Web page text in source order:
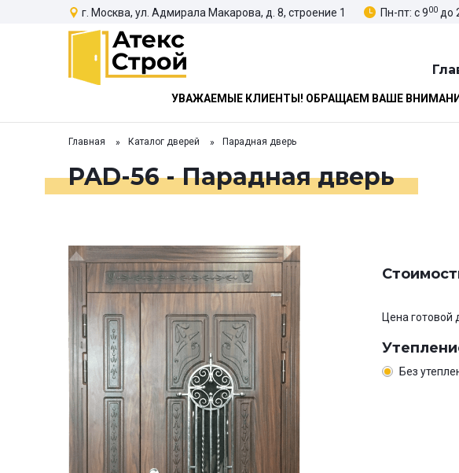
г. Москва, ул. Адмирала Макарова, д. 8, строение 1 Пн-пт: с 900 до
УВАЖАЕМЫЕ КЛИЕНТЫ! ОБРАЩАЕМ ВАШЕ
Главная Каталог дверей Парадная дверь
PAD-56 - Парадная дверь
Цена готовой
Без